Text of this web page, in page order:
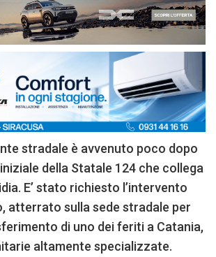
stradale è avvenuto poco dopo
della Statale 124 che collega
E’ stato richiesto l’intervento
atterrato sulla sede stradale per
di uno dei feriti a Catania,
altamente specializzate.